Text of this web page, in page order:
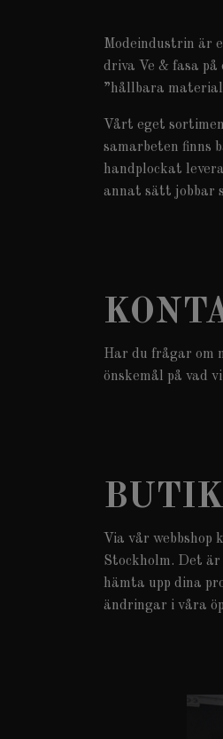
Modeindustrin är
driva Ve & fasa
”hållbara
Vårt eget
samarbeten finns
handplockat
annat sätt jobbar
Har du frågar om
önskemål på vad
Via vår
Stockholm. Det
hämta upp dina
ändringar i våra